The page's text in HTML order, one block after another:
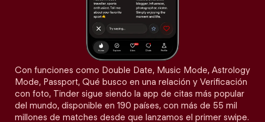
Con funciones como Double Date, Music Mode, Astrology
Mode, Passport, Qué busco en una relación y Verificación
con foto, Tinder sigue siendo la app de citas más popular
del mundo, disponible en 190 países, con más de 55 mil
millones de matches desde que lanzamos el primer swipe.